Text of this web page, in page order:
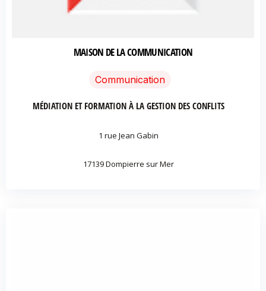
MAISON DE LA COMMUNICATION
Communication
MÉDIATION ET FORMATION À LA GESTION DES CONFLITS
1 rue Jean Gabin
17139 Dompierre sur Mer